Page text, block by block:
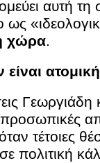
αυτή τη
ως
χώρα.
τέτοιες
πολιτική